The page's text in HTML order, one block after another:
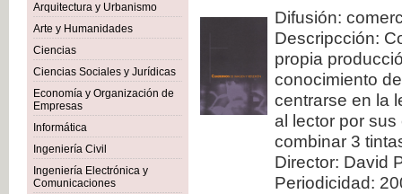
Arquitectura y Urbanismo
Arte y Humanidades
Ciencias
Ciencias Sociales y Jurídicas
Economía y Organización de
Empresas
Informática
Ingeniería Civil
Ingeniería Electrónica y
Comunicaciones
Difusión:
Descripcción:
propia
conocimiento
centrarse en la
al lector por
combinar 3
Director: David
Periodicidad: